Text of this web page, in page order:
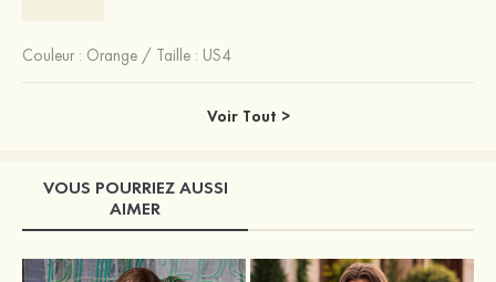
Couleur : Orange / Taille : US4
Voir Tout >
VOUS POURRIEZ AUSSI
AIMER